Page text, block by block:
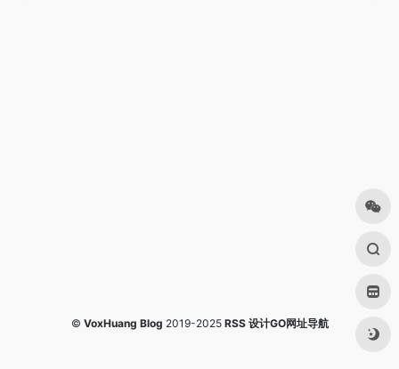
© VoxHuang Blog 2019-2025 RSS 设计GO网址导航